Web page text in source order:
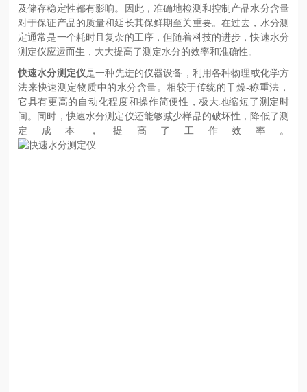
及储存稳定性都有影响。因此，准确地检测和控制产品水分含量
对于保证产品的质量和延长其保鲜期至关重要。在过去，水分测
定通常是一个耗时且复杂的工序，但随着科技的进步，快速水分
测定仪应运而生，大大提高了测定水分的效率和准确性。
快速水分测定仪是一种先进的仪器设备，利用各种物理或化学方
法来快速测定物质中的水分含量。相较于传统的干燥-称重法，
它具有更高的自动化程度和操作简便性，极大地缩短了测定时
间。同时，快速水分测定仪还能够减少样品的破坏性，降低了测
定成本，提高了工作效率。